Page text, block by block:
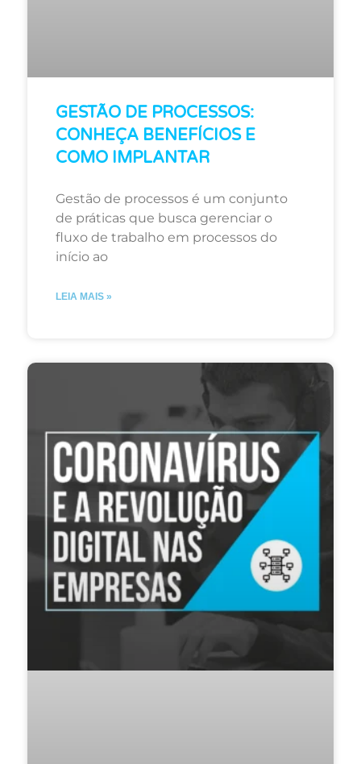
GESTÃO DE PROCESSOS:
CONHEÇA BENEFÍCIOS E
COMO IMPLANTAR
Gestão de processos é um conjunto
de práticas que busca gerenciar o
fluxo de trabalho em processos do
início ao
LEIA MAIS »